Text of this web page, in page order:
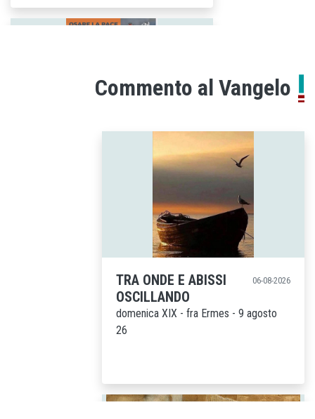
19-06-2026
Dal 27 giugno al 30 agosto torna la
nostra iniziativa annuale con ingresso
Commento al Vangelo
TRA ONDE E ABISSI
OSCILLANDO
06-08-2026
domenica XIX - fra Ermes - 9 agosto
26